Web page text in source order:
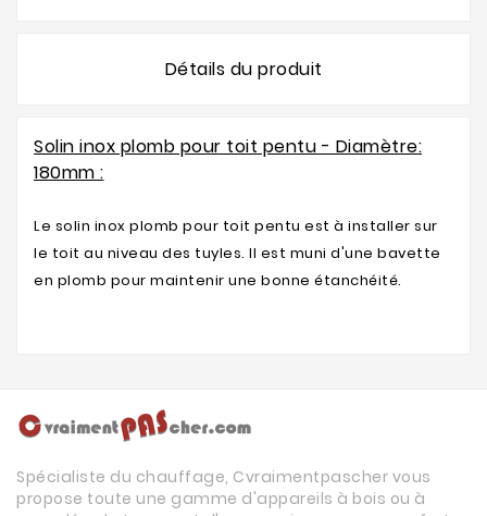
Détails du produit
Solin inox plomb pour toit pentu - Diamètre:
180mm :
Le solin inox plomb pour toit pentu est à installer sur
le toit au niveau des tuyles. Il est muni d'une bavette
en plomb pour maintenir une bonne étanchéité.
Spécialiste du chauffage, Cvraimentpascher vous
propose toute une gamme d'appareils à bois ou à